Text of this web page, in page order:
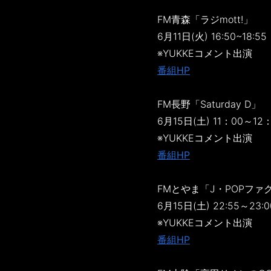
FM青森「ラジmott!」
6月11日(火) 16:50~18:55
※YUKKEコメント出演
番組HP
FM長野「Saturday D」
6月15日(土) 11：00～12
※YUKKEコメント出演
番組HP
FMとやま「J・POPファ
6月15日(土) 22:55～
※YUKKEコメント出演
番組HP